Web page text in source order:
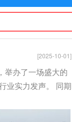
[2025-10-01]
举办了一场盛大的
业实力发声。 同期